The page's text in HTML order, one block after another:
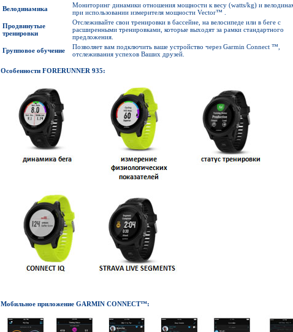
Велодинамика
Мониторинг динамики отношения мощности к весу (watts/kg) и
при использовании измерителя мощности Vector™ .
Продвинутые
тренировки
Отслеживайте свои тренировки в бассейне, на велосипеде или в беге с
расширенными тренировками, которые выходят за рамки стандартного
предложения.
Групповое обучение
Позволяет вам подключить ваше устройство через Garmin Connect ™,
отслеживания успехов Ваших друзей.
Особенности FORERUNNER 935:
Мобильное приложение GARMIN CONNECT™: